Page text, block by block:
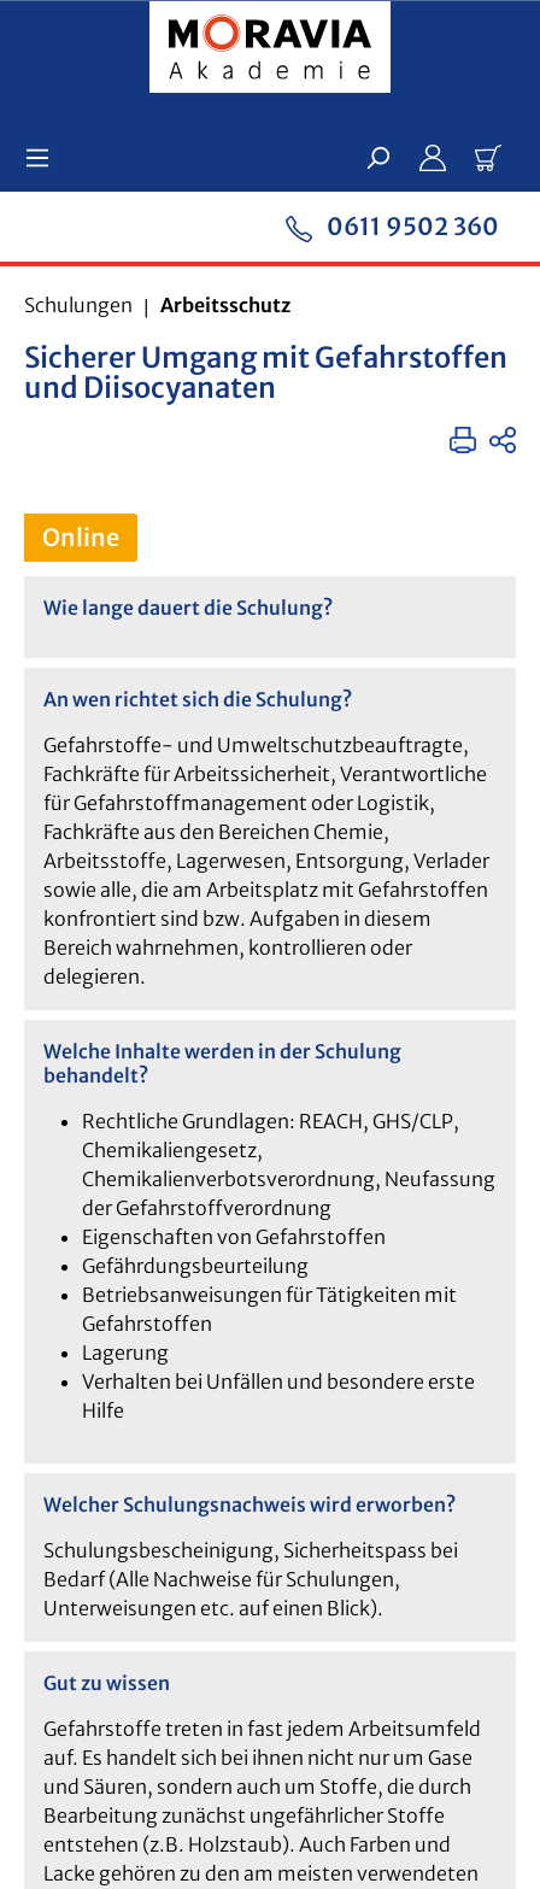
Zum Hauptinhalt springen
0611 9502 360
Schulungen Arbeitsschutz
Sicherer Umgang mit Gefahrstoffen
und Diisocyanaten
Online
Wie lange dauert die Schulung?
An wen richtet sich die Schulung?
Gefahrstoffe- und Umweltschutzbeauftragte,
Fachkräfte für Arbeitssicherheit, Verantwortliche
für Gefahrstoffmanagement oder Logistik,
Fachkräfte aus den Bereichen Chemie,
Arbeitsstoffe, Lagerwesen, Entsorgung, Verlader
sowie alle, die am Arbeitsplatz mit Gefahrstoffen
konfrontiert sind bzw. Aufgaben in diesem
Bereich wahrnehmen, kontrollieren oder
delegieren.
Welche Inhalte werden in der Schulung
behandelt?
Rechtliche Grundlagen: REACH, GHS/CLP,
Chemikaliengesetz,
Chemikalienverbotsverordnung, Neufassung
der Gefahrstoffverordnung
Eigenschaften von Gefahrstoffen
Gefährdungsbeurteilung
Betriebsanweisungen für Tätigkeiten mit
Gefahrstoffen
Lagerung
Verhalten bei Unfällen und besondere erste
Hilfe
Welcher Schulungsnachweis wird erworben?
Schulungsbescheinigung, Sicherheitspass bei
Bedarf (Alle Nachweise für Schulungen,
Unterweisungen etc. auf einen Blick).
Gut zu wissen
Gefahrstoffe treten in fast jedem Arbeitsumfeld
auf. Es handelt sich bei ihnen nicht nur um Gase
und Säuren, sondern auch um Stoffe, die durch
Bearbeitung zunächst ungefährlicher Stoffe
entstehen (z.B. Holzstaub). Auch Farben und
Lacke gehören zu den am meisten verwendeten